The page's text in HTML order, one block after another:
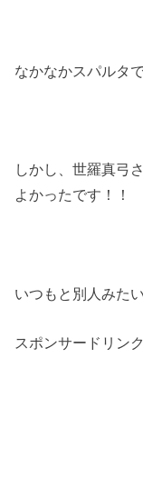
なかなかスパルタで
しかし、世羅真弓
よかったです！！
いつもと別人みたい
スポンサードリンク